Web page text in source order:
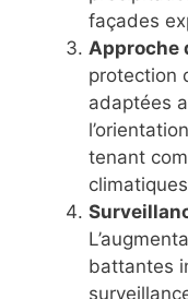
façades
Approche
protection
adaptées
tenant
battantes